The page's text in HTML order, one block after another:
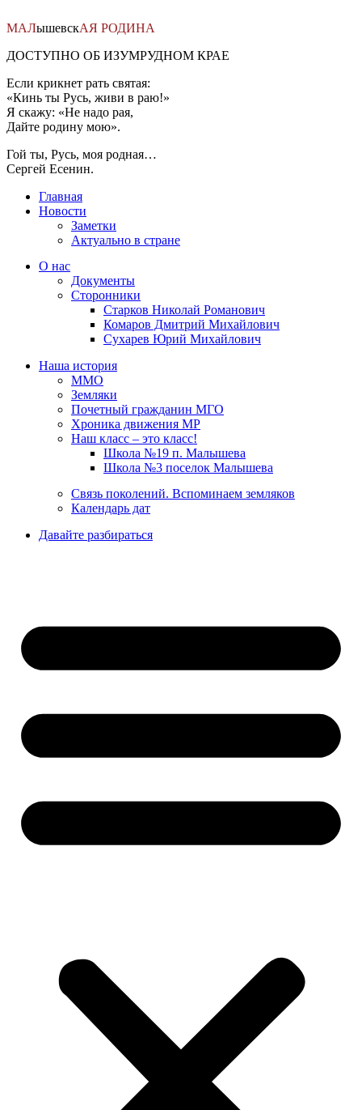
к
МАЛышевскАЯ РОДИНА
ДОСТУПНО ОБ ИЗУМРУДНОМ КРАЕ
Если крикнет рать святая:
«Кинь ты Русь, живи в раю!»
Я скажу: «Не надо рая,
Дайте родину мою».
Гой ты, Русь, моя родная…
Сергей Есенин.
Главная
Новости
Заметки
Актуально в стране
О нас
Документы
Сторонники
Старков Николай Романович
Комаров Дмитрий Михайлович
Сухарев Юрий Михайлович
Наша история
ММО
Земляки
Почетный гражданин МГО
Хроника движения МР
Наш класс – это класс!
Школа №19 п. Малышева
Школа №3 поселок Малышева
Связь поколений. Вспоминаем земляков
Календарь дат
Давайте разбираться